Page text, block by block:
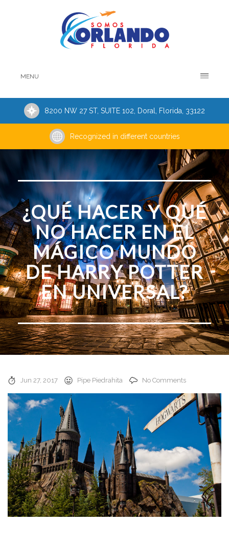
MENU
8200 NW 27 ST, SUITE 102, Doral, Florida, 33122
Recognized in different countries
¿QUÉ HACER Y QUÉ
NO HACER EN EL
MÁGICO MUNDO
DE HARRY POTTER
EN UNIVERSAL?
Jun 27, 2017 Pipe Piedrahita No Comments